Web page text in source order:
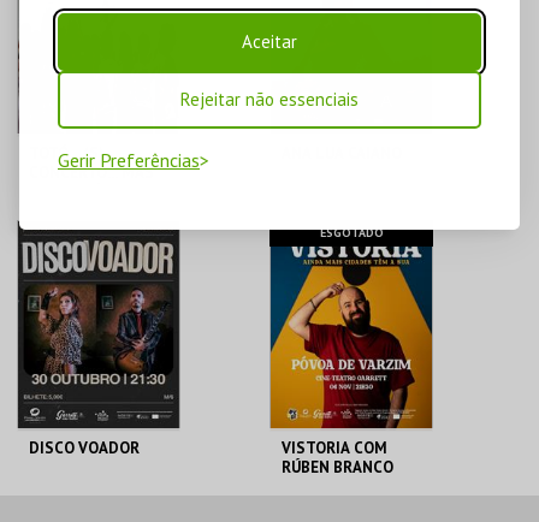
Aceitar
Rejeitar não essenciais
Gerir Preferências
MAIS INFO MAIS INFO
TOTÓ... (S)
CONCERTO... MAS
CINE-TEATRO
GARRETT
MAIS INFO
COMPRAR
CINE-TEATRO
GARRETT
MAIS INFO
COMPRAR
DISCO VOADOR
ESGOTADO
VISTORIA COM
RÚBEN BRANCO